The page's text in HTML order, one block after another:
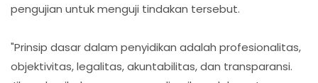
pengujian untuk menguji tindakan tersebut.
"Prinsip dasar dalam penyidikan adalah profesionalitas,
objektivitas, legalitas, akuntabilitas, dan transparansi.